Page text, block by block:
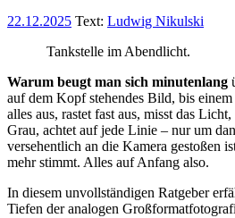
22.12.2025 Text: Ludwig Nikulski
Tankstelle im Abendlicht.
Warum beugt man sich minutenlang
auf dem Kopf stehendes Bild, bis
alles aus, rastet fast aus, misst das
Grau, achtet auf jede Linie – nur um
versehentlich an die Kamera gestoßen
mehr stimmt. Alles auf Anfang also.
In diesem unvollständigen Ratgeber
Tiefen der analogen